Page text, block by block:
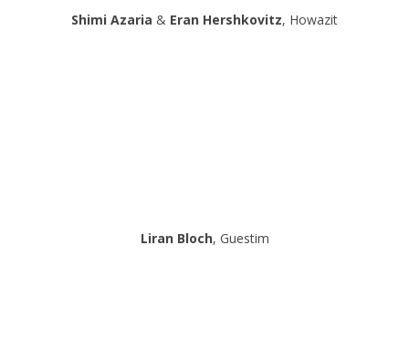
Shimi Azaria & Eran Hershkovitz, Howazit
Liran Bloch, Guestim